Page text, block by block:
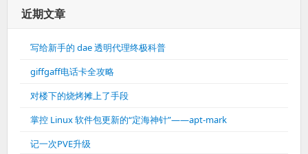
近期文章
写给新手的 dae 透明代理终极科普
giffgaff电话卡全攻略
对楼下的烧烤摊上了手段
掌控 Linux 软件包更新的“定海神针”——apt-mark
记一次PVE升级